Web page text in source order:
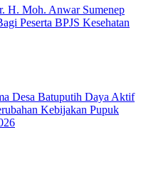
H. Moh. Anwar Sumenep
Peserta BPJS Kesehatan
Desa Batuputih Daya Aktif
Kebijakan Pupuk